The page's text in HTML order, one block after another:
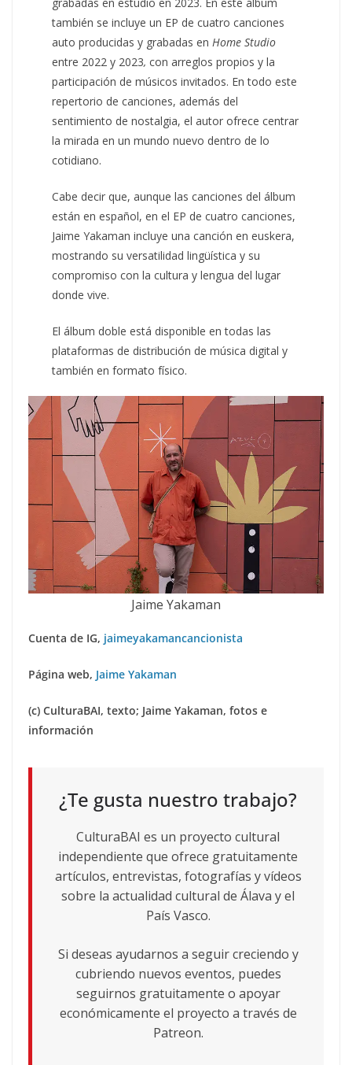
también se incluye un EP de cuatro canciones
auto producidas y grabadas enHome Studio
entre 2022 y 2023,con arreglos propios y la
participación de músicos invitados. En todo este
repertorio de canciones, además del
sentimiento de nostalgia, el autor ofrece centrar
la mirada en un mundo nuevo dentro de lo
cotidiano.
Cabe decir que, aunque las canciones del álbum
están en español, en el EP de cuatro canciones,
Jaime Yakaman incluye una canción en euskera,
mostrando su versatilidad lingüística y su
compromiso con la cultura y lengua del lugar
donde vive.
El álbum doble está disponible en todas las
plataformas de distribución de música digital y
también en formato físico.
Jaime Yakaman
Cuenta de IG, jaimeyakamancancionista
Página web, Jaime Yakaman
(c) CulturaBAI, texto; Jaime Yakaman, fotos e
información
¿Te gusta nuestro trabajo?
CulturaBAI es un proyecto cultural
independiente que ofrece gratuitamente
artículos, entrevistas, fotografías y vídeos
sobre la actualidad cultural de Álava y el
País Vasco.
Si deseas ayudarnos a seguir creciendo y
cubriendo nuevos eventos, puedes
seguirnos gratuitamente o apoyar
económicamente el proyecto a través de
Patreon.